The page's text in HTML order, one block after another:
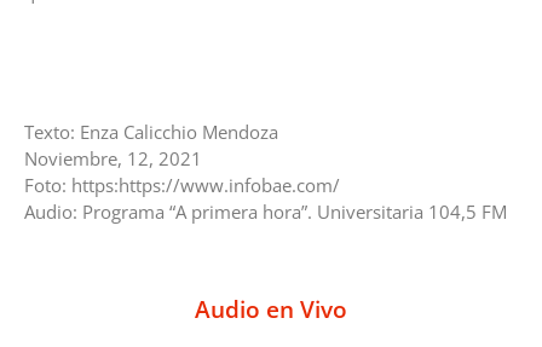
Texto: Enza Calicchio Mendoza
Noviembre, 12, 2021
Foto: https:https://www.infobae.com/
Audio: Programa “A primera hora”. Universitaria 104,5 FM
Audio en Vivo